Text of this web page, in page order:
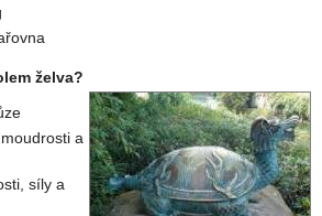
želva?
a
síly a